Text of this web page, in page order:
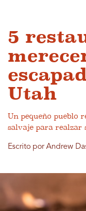
5
Utah
Un pequeño pueblo
salvaje para realzar
Escrito por Andrew